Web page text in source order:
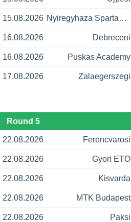
15.08.2026 Nyiregyhaza Spartacus
16.08.2026 Debreceni
16.08.2026 Puskas Academy
17.08.2026 Zalaegerszegi
Round 5
22.08.2026 Ferencvarosi
22.08.2026 Gyori ETO
22.08.2026 Kisvarda
22.08.2026 MTK Budapest
22.08.2026 Paksi